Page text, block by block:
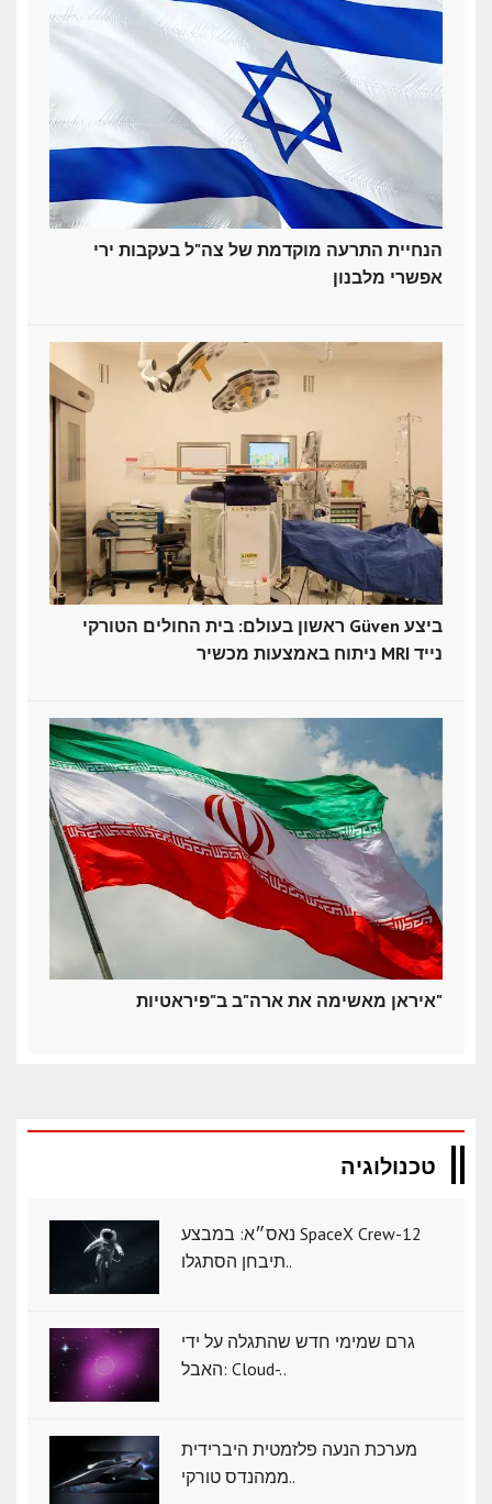
הנחיית התרעה מוקדמת של צה"ל בעקבות ירי
אפשרי מלבנון
ראשון בעולם: בית החולים הטורקי Güven ביצע
ניתוח באמצעות מכשיר MRI נייד
איראן מאשימה את ארה"ב ב"פיראטיות"
טכנולוגיה
נאס״א: במבצע SpaceX Crew-12
תיבחן הסתגלו..
גרם שמימי חדש שהתגלה על ידי
האבל: Cloud-..
מערכת הנעה פלזמטית היברידית
ממהנדס טורקי..